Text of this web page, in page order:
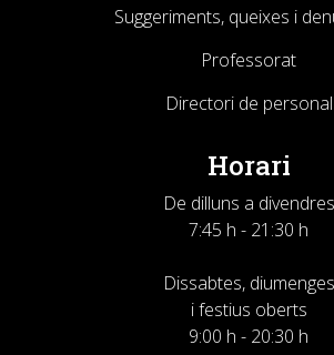
Suggeriments, queixes i
Professorat
Directori de personal
Horari
De dilluns a divendres
7:45 h - 21:30 h
Dissabtes, diumenges
i festius oberts
9:00 h - 20:30 h